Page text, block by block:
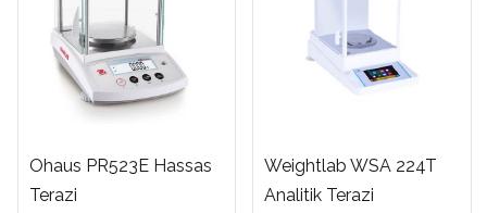
Ohaus PR523E Hassas
Terazi
Weightlab WSA 224T
Analitik Terazi